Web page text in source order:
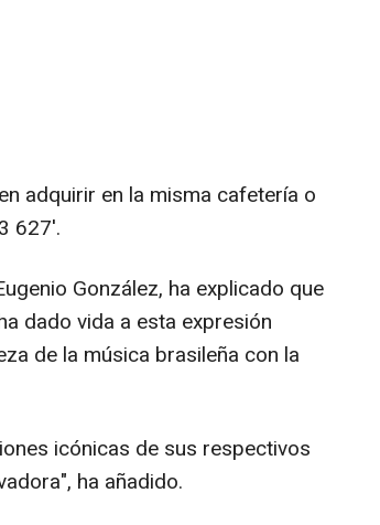
adquirir en la misma cafetería o
627'.
González, ha explicado que
dado vida a esta expresión
de la música brasileña con la
icónicas de sus respectivos
ha añadido.